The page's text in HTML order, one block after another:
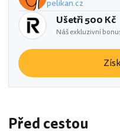
pelikan.cz
Ušetři 500 Kč
Náš exkluzivní
Před cestou